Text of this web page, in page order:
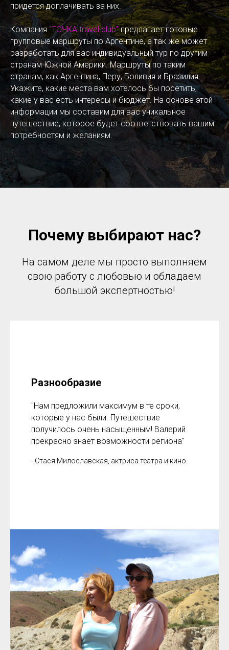
придется доплачивать за них.
Компания "ТОЧКА travel club"предлагает готовые
групповые маршруты по Аргентине, а так же может
разработать для вас индивидуальный тур по другим
странам Южной Америки. Маршруты по таким
странам, как Аргентина, Перу, Боливия и Бразилия.
Укажите, какие места вам хотелось бы посетить,
какие у вас есть интересы и бюджет. На основе этой
информации мы составим для вас уникальное
путешествие, которое будет соответствовать вашим
потребностям и желаниям.
Почему выбирают нас?
На самом деле мы просто выполняем
свою работу с любовью и обладаем
большой экспертностью!
Разнообразие
"Нам предложили максимум в те сроки,
которые у нас были. Путешествие
получилось очень насыщенным! Валерий
прекрасно знает возможности региона"
- Стася Милославская, актриса театра и кино.